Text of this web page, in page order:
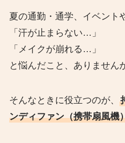
夏の通勤・通学、イベント
「汗が止まらない…」
「メイクが崩れる…」
と悩んだこと、ありません
そんなときに役立つのが、
ンディファン（携帯扇風機